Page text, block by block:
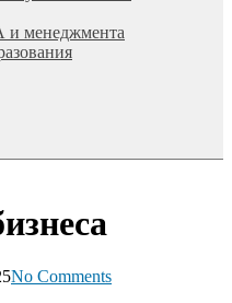
менеджмента
No Comments